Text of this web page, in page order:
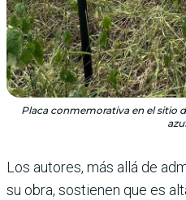
Placa conmemorativa en el sitio
Los autores, más allá de
su obra, sostienen que es